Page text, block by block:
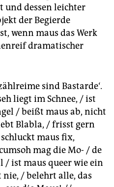
und dessen leichter
der Begierde
wenn maus das Werk
dramatischer
sind Bastarde‘.
liegt im Schnee, / ist
/ beißt maus ab, nicht
Blabla, / frisst gern
maus fix,
mag die Mo- / de
/ ist maus queer wie ein
/ belehrt alle, das